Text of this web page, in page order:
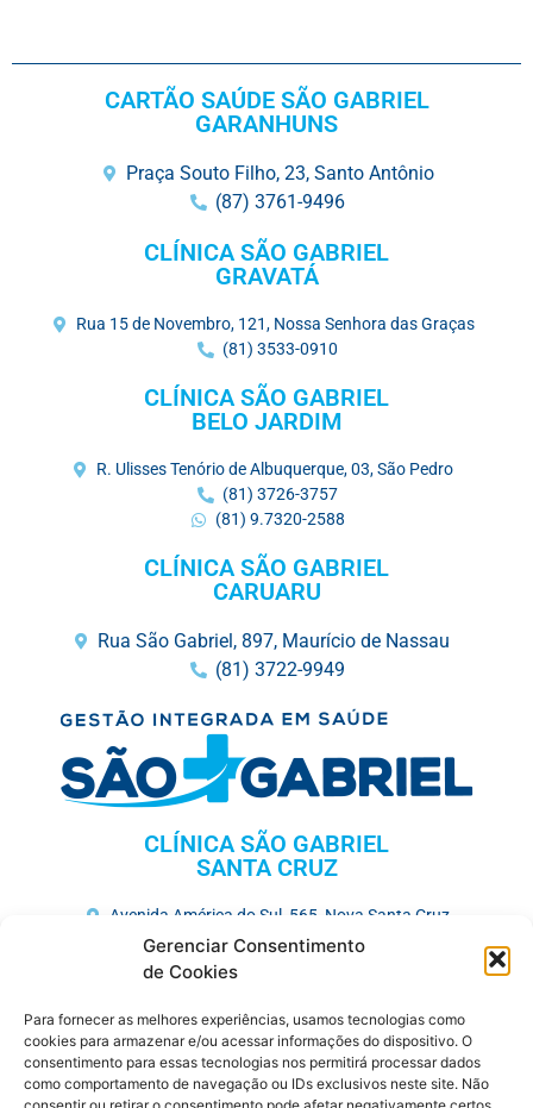
Gerenciar Consentimento
de Cookies
Para fornecer as melhores experiências, usamos tecnologias como
cookies para armazenar e/ou acessar informações do dispositivo. O
consentimento para essas tecnologias nos permitirá processar dados
como comportamento de navegação ou IDs exclusivos neste site. Não
CARTÃO SAÚDE SÃO GABRIEL
GARANHUNS
Praça Souto Filho, 23, Santo Antônio
(87) 3761-9496
CLÍNICA SÃO GABRIEL
GRAVATÁ
Rua 15 de Novembro, 121, Nossa Senhora das Graças
(81) 3533-0910
CLÍNICA SÃO GABRIEL
BELO JARDIM
R. Ulisses Tenório de Albuquerque, 03, São Pedro
(81) 3726-3757
(81) 9.7320-2588
CLÍNICA SÃO GABRIEL
CARUARU
Rua São Gabriel, 897, Maurício de Nassau
(81) 3722-9949
CLÍNICA SÃO GABRIEL
SANTA CRUZ
Avenida América do Sul, 565, Nova Santa Cruz
(81) 3731-3675
HOSPITAL MEMORIAL SÃO GABRIEL
Av. José Veríssimo, 752, Maurício de Nassau
(81) 3727-7250